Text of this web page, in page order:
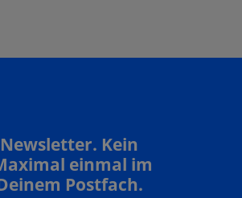
Newsletter. Kein
einmal im
Postfach.